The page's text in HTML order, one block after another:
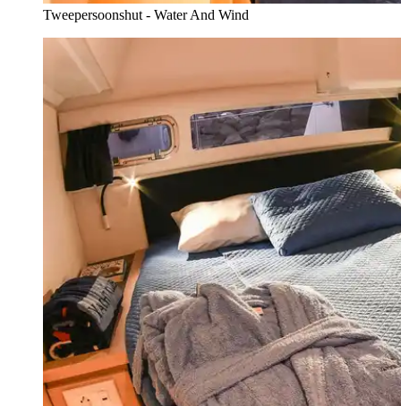
Tweepersoonshut - Water And Wind